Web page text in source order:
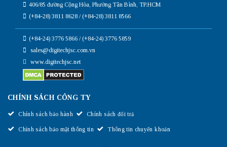
406/85 đường Cộng Hòa, Phường Tân Bình, TP.HCM
(+84-28) 3811 8628 / (+84-28) 3811 8566
(+84-24) 3776 5866 / (+84-24) 3776 5859
sales@digitechjsc.com.vn
www.digitechjsc.net
CHÍNH SÁCH CÔNG TY
Chính sách bảo hành Chính sách đổi trả
Chính sách bảo mật thông tin Thông tin chuyển khoản